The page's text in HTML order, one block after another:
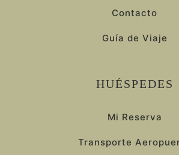
Contacto
Guía de Viaje
HUÉSPEDES
Mi Reserva
Transporte